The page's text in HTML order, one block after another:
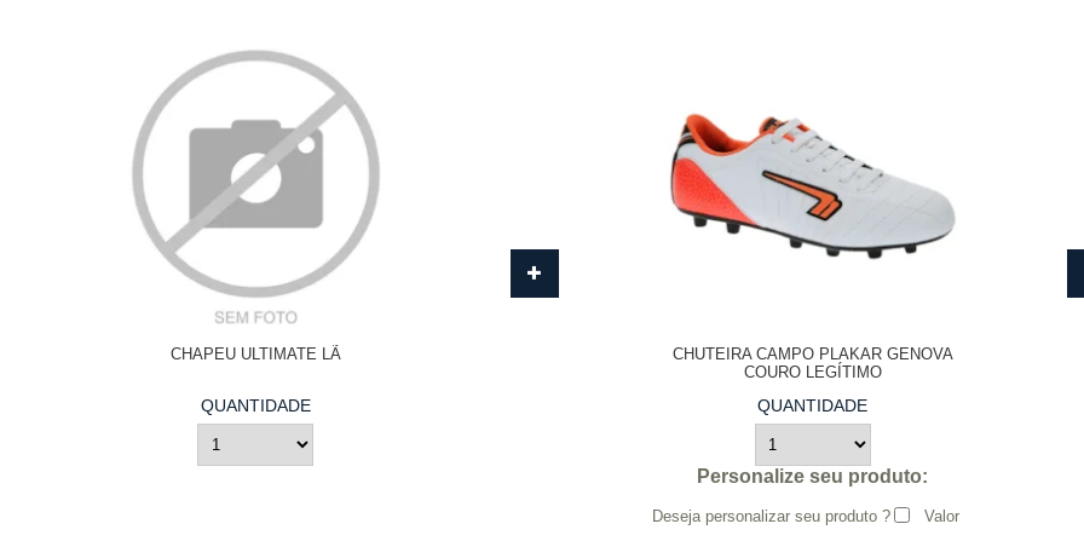
CHAPEU ULTIMATE LÃ
QUANTIDADE
CHUTEIRA CAMPO PLAKAR GENOVA
COURO LEGÍTIMO
QUANTIDADE
Personalize seu produto:
Deseja personalizar seu produto ? Valor